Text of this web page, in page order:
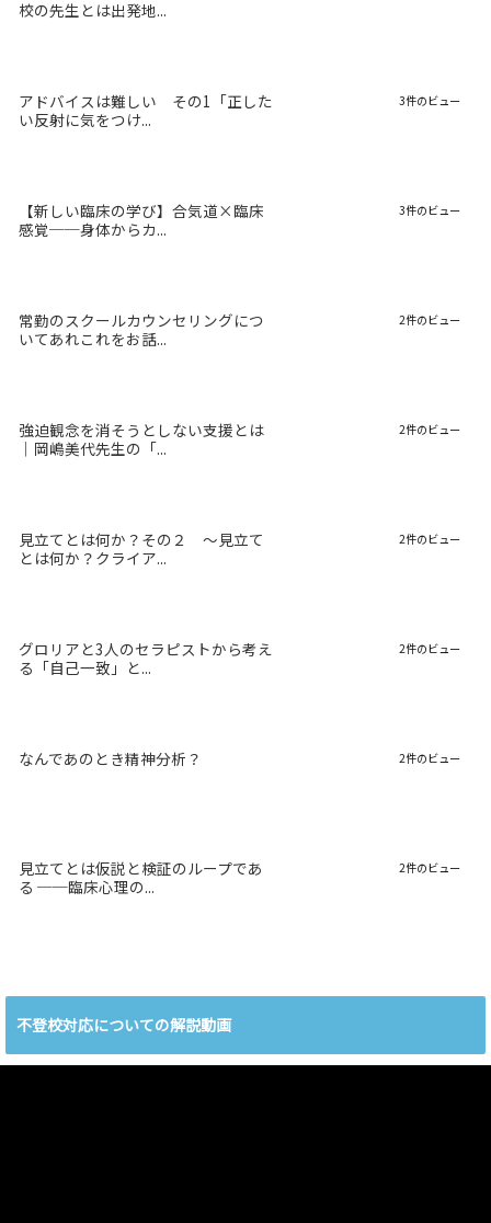
校の先生とは出発地...
アドバイスは難しい その1「正した
い反射に気をつけ...
3件のビュー
【新しい臨床の学び】合気道×臨床
感覚──身体からカ...
3件のビュー
常勤のスクールカウンセリングにつ
いてあれこれをお話...
2件のビュー
強迫観念を消そうとしない支援とは
｜岡嶋美代先生の「...
2件のビュー
見立てとは何か？その２ 〜見立て
とは何か？クライア...
2件のビュー
グロリアと3人のセラピストから考え
る「自己一致」と...
2件のビュー
なんであのとき精神分析？ 2件のビュー
見立てとは仮説と検証のループであ
る ──臨床心理の...
2件のビュー
不登校対応についての解説動画